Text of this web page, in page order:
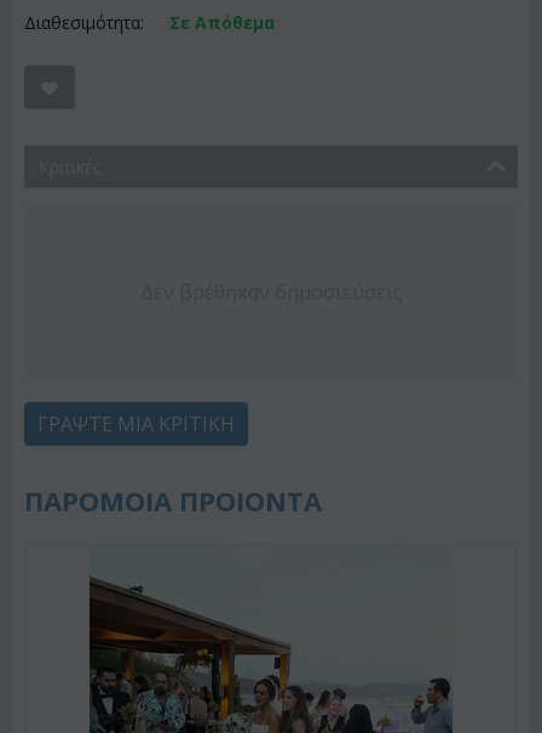
Διαθεσιμότητα:
Σε Απόθεμα
ΓΡΆΨΤΕ ΜΙΑ ΚΡΙΤΙΚΉ
ΠΑΡΟΜΟΙΑ ΠΡΟΙΟΝΤΑ